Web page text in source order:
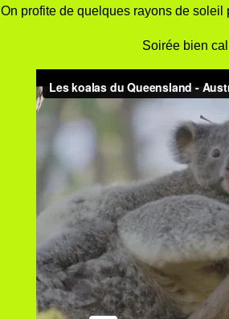
On profite de quelques rayons de
Soirée bien